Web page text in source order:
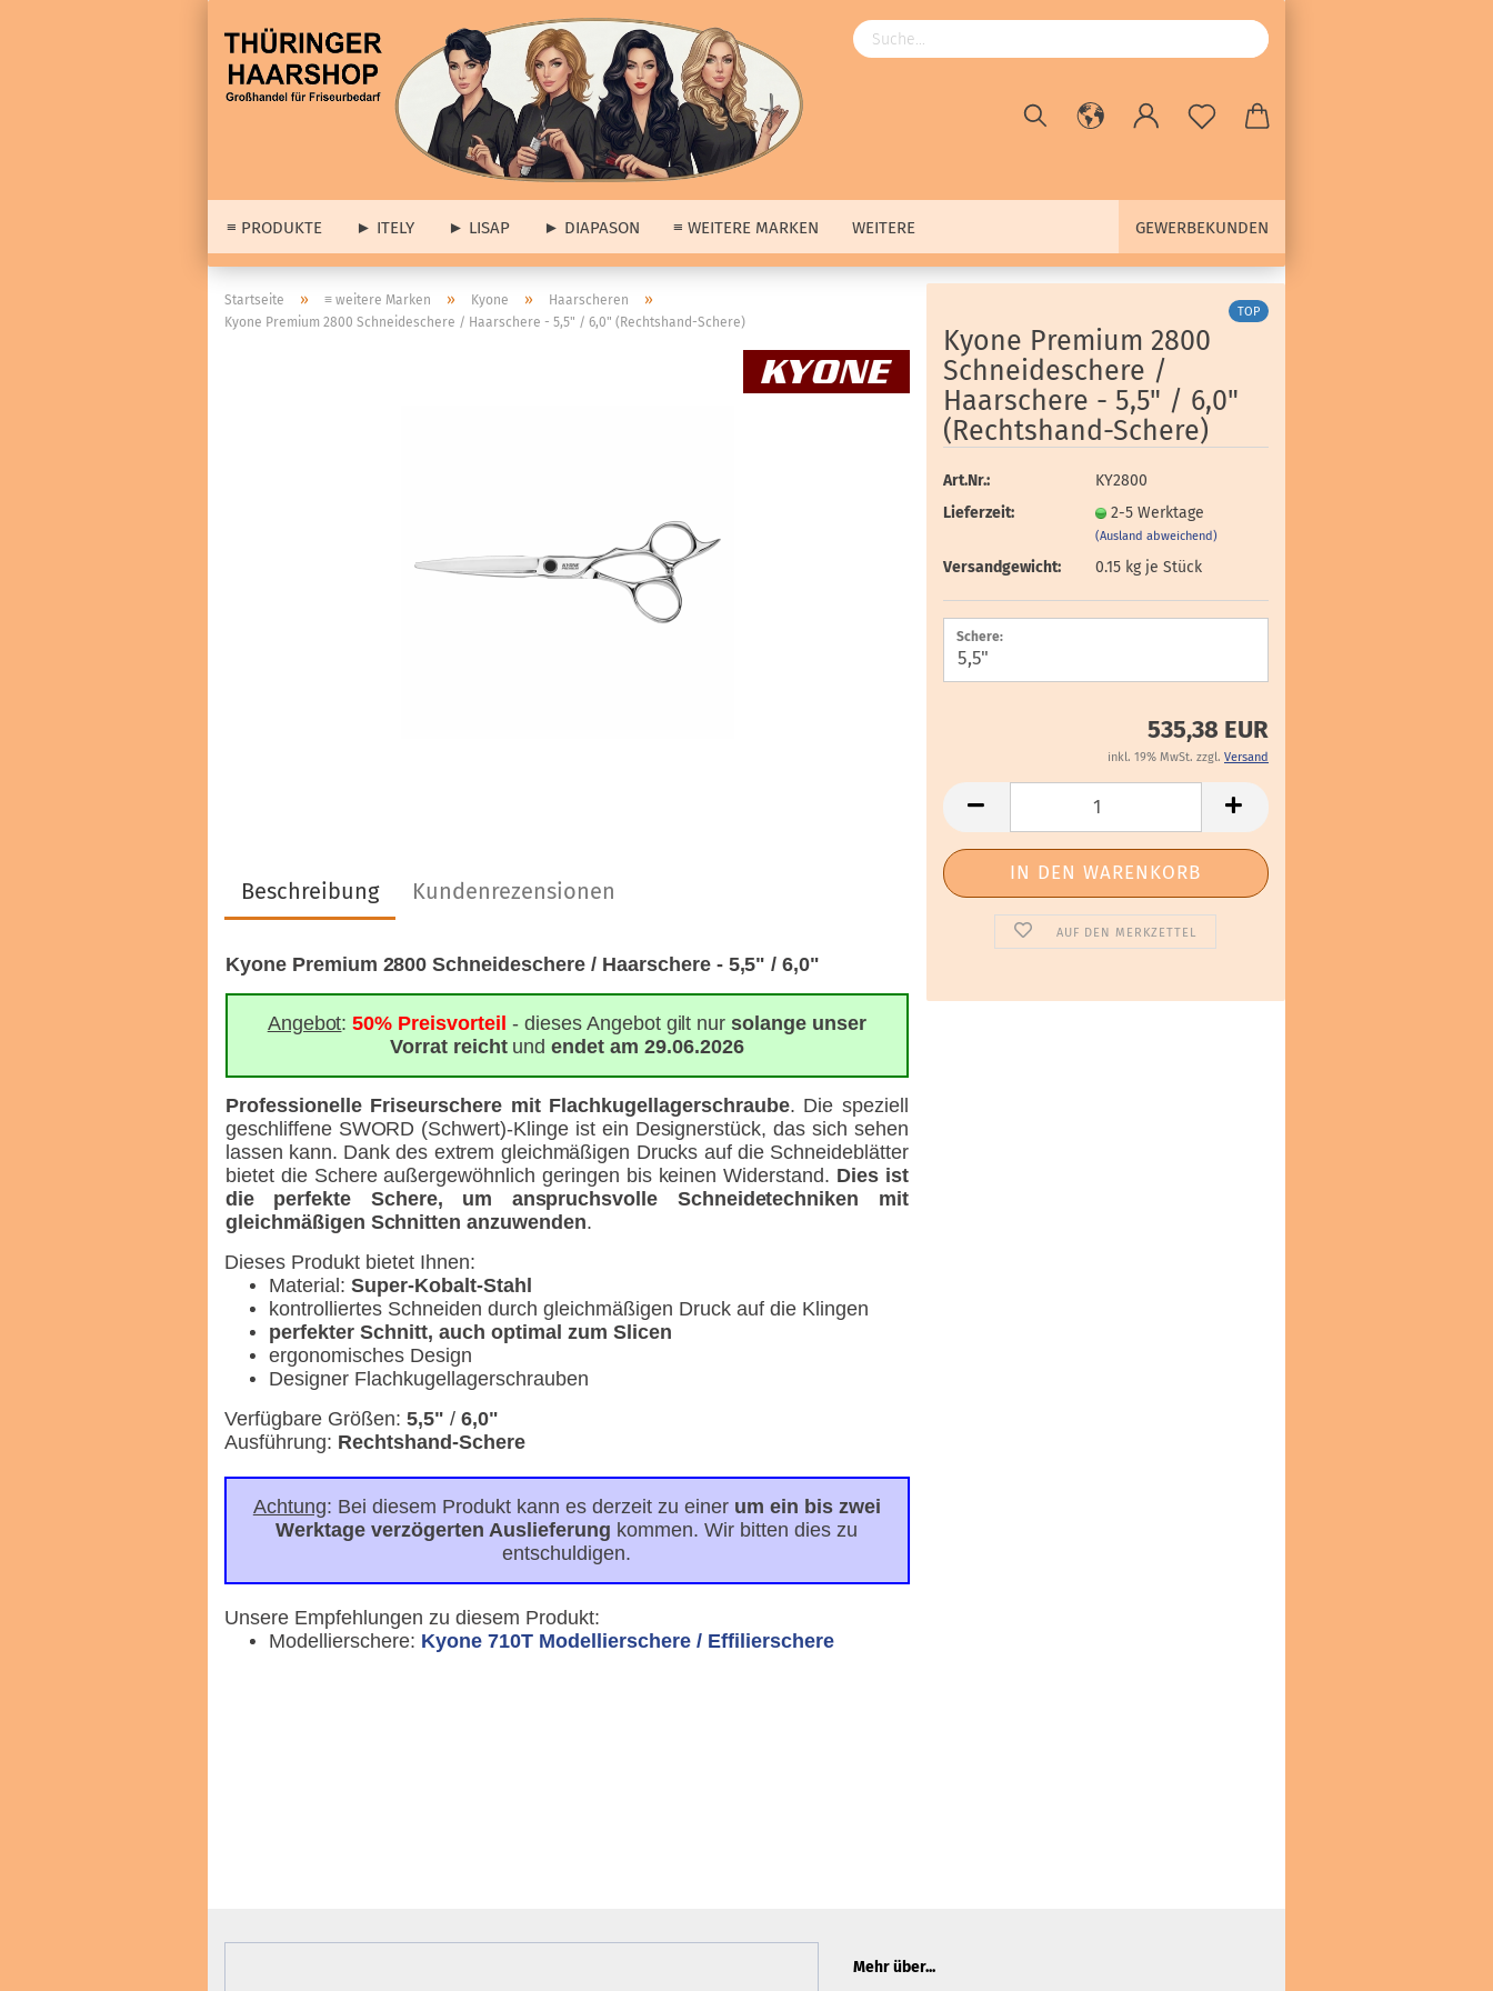
≡ PRODUKTE ► ITELY ► LISAP ► DIAPASON ≡ WEITERE MARKEN GEWERBEKUNDEN
WEITERE
► Angeboteanzeigen
≡ Über uns anzeigen
Unsere Produkte
Unsere Marken
Startseite » ≡ weitere Marken » Kyone » Haarscheren »
Kyone Premium 2800 Schneideschere / Haarschere - 5,5" / 6,0" (Rechtshand-Schere)
TOP
Kyone Premium 2800
Schneideschere /
Haarschere - 5,5" / 6,0"
(Rechtshand-Schere)
Art.Nr.:
KY2800
Lieferzeit:
2-5 Werktage
(Ausland abweichend)
Versandgewicht: 0.15kg je Stück
Schere:
535,38 EUR
inkl. 19% MwSt. zzgl. Versand
AUF DEN MERKZETTEL
Beschreibung Kundenrezensionen
Kyone Premium 2800 Schneideschere / Haarschere - 5,5" / 6,0"
Angebot:50% Preisvorteil - dieses Angebot gilt nursolange unser
Vorrat reichtundendet am 29.06.2026
Professionelle Friseurschere mit Flachkugellagerschraube. Die speziell
geschliffene SWORD (Schwert)-Klinge ist ein Designerstück, das sich sehen
lassen kann. Dank des extrem gleichmäßigen Drucks auf die Schneideblätter
bietet die Schere außergewöhnlich geringen bis keinen Widerstand. Dies ist
die perfekte Schere, um anspruchsvolle Schneidetechniken mit
gleichmäßigen Schnitten anzuwenden.
Dieses Produkt bietet Ihnen:
Material: Super-Kobalt-Stahl
kontrolliertes Schneiden durch gleichmäßigen Druck auf die Klingen
perfekter Schnitt, auch optimal zum Slicen
ergonomisches Design
Designer Flachkugellagerschrauben
Verfügbare Größen: 5,5" / 6,0"
Ausführung: Rechtshand-Schere
Achtung: Bei diesem Produkt kann es derzeit zu einer um ein bis zwei
Werktage verzögerten Auslieferung kommen. Wir bitten dies zu
entschuldigen.
Unsere Empfehlungen zu diesem Produkt:
Modellierschere: Kyone 710T Modellierschere / Effilierschere
Mehr über...